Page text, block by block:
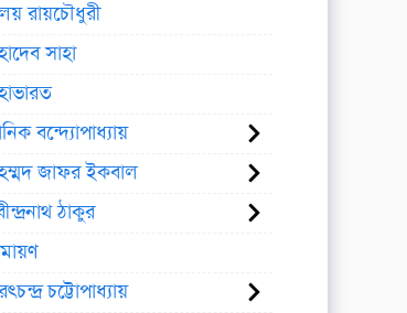
রায়চৌধুরী
সাহা
বন্দ্যোপাধ্যায়
জাফর ইকবাল
ঠাকুর
চট্টোপাধ্যায়